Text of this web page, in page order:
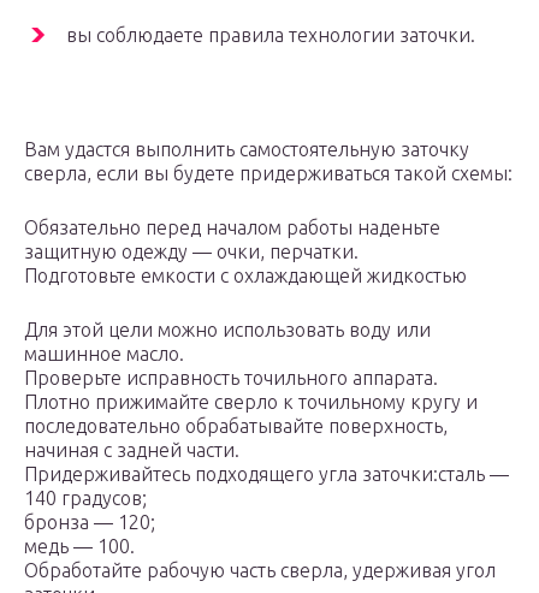
вы соблюдаете правила технологии заточки.
Вам удастся выполнить самостоятельную заточку
сверла, если вы будете придерживаться такой схемы:
Обязательно перед началом работы наденьте
защитную одежду — очки, перчатки.
Подготовьте емкости с охлаждающей жидкостью
Для этой цели можно использовать воду или
машинное масло.
Проверьте исправность точильного аппарата.
Плотно прижимайте сверло к точильному кругу и
последовательно обрабатывайте поверхность,
начиная с задней части.
Придерживайтесь подходящего угла заточки:сталь —
140 градусов;
бронза — 120;
медь — 100.
Обработайте рабочую часть сверла, удерживая угол